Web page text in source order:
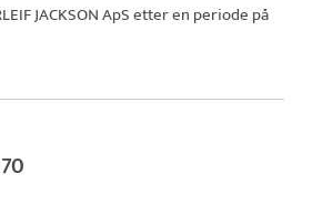
JACKSON ApSetter en periode på